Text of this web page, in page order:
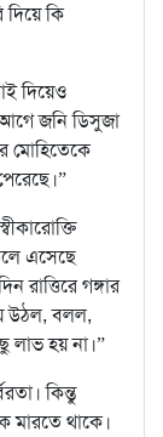
কি
দিয়েও
আগে জনি ডিসুজা
মোহিতেকে
এসেছে
রাত্তিরে গঙ্গার
উঠল, বলল,
লাভ হয় না।”
কিন্তু
মারতে থাকে।